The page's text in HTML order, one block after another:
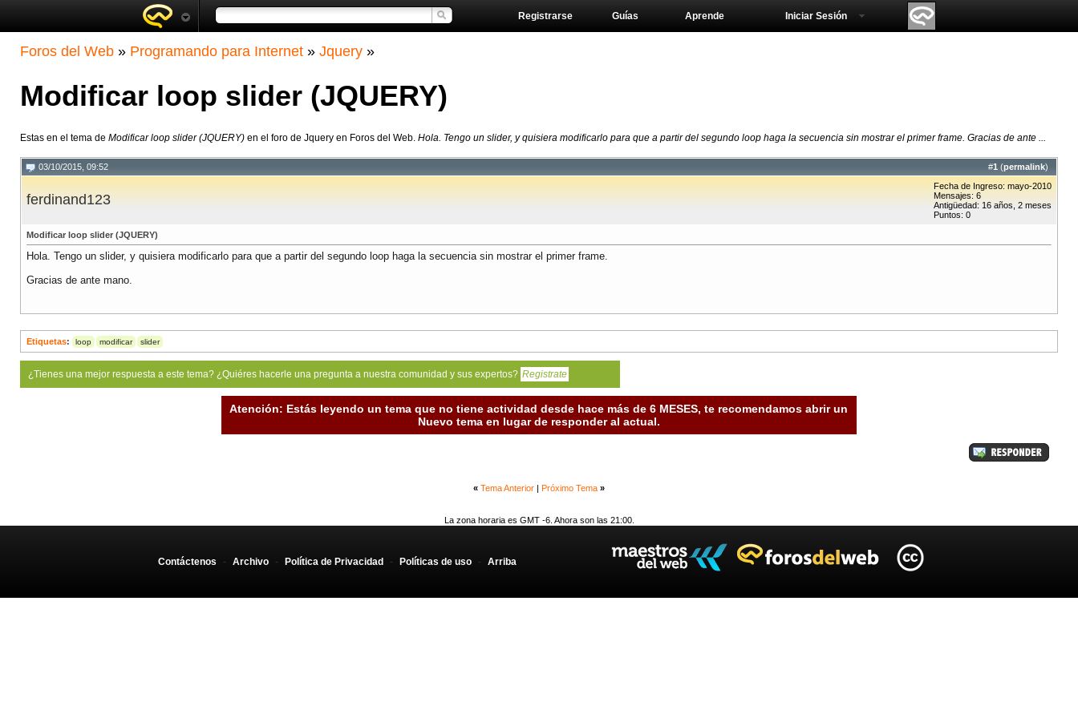
Aprende
Guías
Registrarse Iniciar Sesión
Foros del Web » Programando para Internet » Jquery »
Modificar loop slider (JQUERY)
Estas en el tema de Modificar loop slider (JQUERY) en el foro de Jquery en Foros del Web. Hola. Tengo un slider, y quisiera modificarlo para que a partir del segundo loop haga la secuencia sin mostrar el primer frame. Gracias de ante ...
#1 (permalink)
03/10/2015, 09:52
ferdinand123
Fecha de Ingreso: mayo-2010
Mensajes: 6
Antigüedad: 16 años, 2 meses
Puntos: 0
Modificar loop slider (JQUERY)
Hola. Tengo un slider, y quisiera modificarlo para que a partir del segundo loop haga la secuencia sin mostrar el primer frame.
Gracias de ante mano.
Etiquetas: loop modificar slider
¿Tienes una mejor respuesta a este tema? ¿Quiéres hacerle una pregunta a nuestra comunidad y sus expertos? Registrate
Atención: Estás leyendo un tema que no tiene actividad desde hace más de 6 MESES, te recomendamos abrir un
Nuevo tema en lugar de responder al actual.
« Tema Anterior Próximo Tema »
La zona horaria es GMT -6. Ahora son las 21:00.
Contáctenos - Archivo - Política de Privacidad - Políticas de uso - Arriba